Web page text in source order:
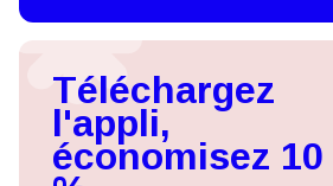
Téléchargez
l'appli,
économisez 10